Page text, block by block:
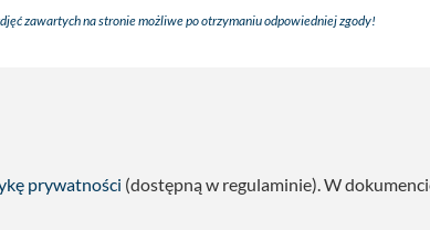
zawartych na stronie możliwe po otrzymaniu odpowiedniej zgody!
prywatności (dostępną w regulaminie). W